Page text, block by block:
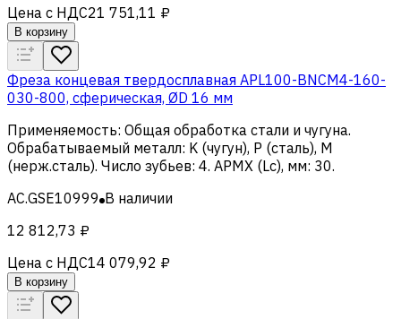
Цена с НДС21 751,11 ₽
В корзину
Фреза концевая твердосплавная APL100-BNCM4-160-
030-800, сферическая, ØD 16 мм
Применяемость: Общая обработка стали и чугуна.
Обрабатываемый металл: K (чугун), Р (сталь), M
(нерж.сталь). Число зубьев: 4. APMX (Lc), мм: 30.
AC.GSE10999 В наличии
12 812,73 ₽
Цена с НДС14 079,92 ₽
В корзину